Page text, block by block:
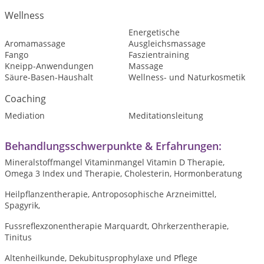
Wellness
Aromamassage
Energetische
Ausgleichsmassage
Fango
Faszientraining
Kneipp-Anwendungen
Massage
Säure-Basen-Haushalt
Wellness- und Naturkosmetik
Coaching
Mediation Meditationsleitung
Behandlungsschwerpunkte & Erfahrungen:
Mineralstoffmangel Vitaminmangel Vitamin D Therapie,
Omega 3 Index und Therapie, Cholesterin, Hormonberatung
Heilpflanzentherapie, Antroposophische Arzneimittel,
Spagyrik,
Fussreflexzonentherapie Marquardt, Ohrkerzentherapie,
Tinitus
Altenheilkunde, Dekubitusprophylaxe und Pflege